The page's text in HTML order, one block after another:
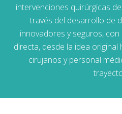
intervenciones quirúrgicas
través del desarrollo de
innovadores y seguros,
directa, desde la idea
cirujanos y personal